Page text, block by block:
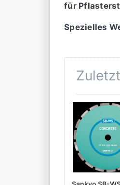
für
Spezielles